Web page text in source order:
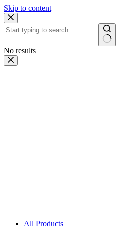
Skip to content
No results
All Products